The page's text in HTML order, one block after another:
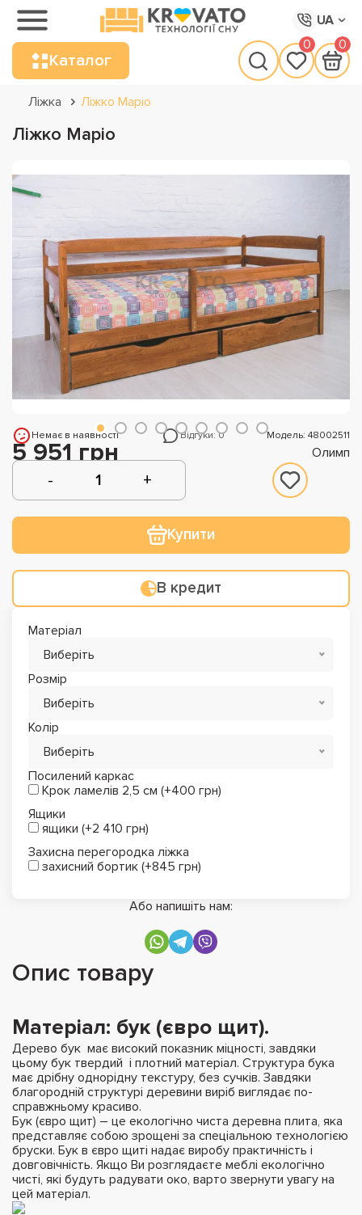
UA
Каталог
0 0
Ліжка Ліжко Маріо
Ліжко Маріо
Немає в наявності Відгуки: 0 Модель: 48002511
5 951 грн Олимп
Купити
В кредит
Матеріал
Виберіть
Розмір
Виберіть
Колір
Виберіть
Посилений каркас
Крок ламелів 2,5 см (+400 грн)
Ящики
ящики (+2 410 грн)
Захисна перегородка ліжка
захисний бортик (+845 грн)
Або напишіть нам:
Опис товару
Матеріал: бук (євро щит).
Дерево бук має високий показник міцності, завдяки
цьому бук твердий і плотний матеріал. Структура бука
має дрібну однорідну текстуру, без сучків. Завдяки
благородній структурі деревини виріб виглядає по-
справжньому красиво.
Бук (євро щит) – це екологічно чиста деревна плита, яка
представляє собою зрощені за спеціальною технологією
бруски. Бук в євро щиті надає виробу практичність і
довговічність. Якщо Ви розглядаєте меблі екологічно
чисті, які будуть радувати око, варто звернути увагу на
цей матеріал.